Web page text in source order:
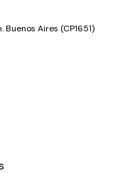
Buenos Aires (CP1651)